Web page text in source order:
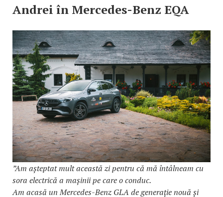
Andrei în Mercedes-Benz EQA
”Am așteptat mult această zi pentru că mă întâlneam cu
sora electrică a mașinii pe care o conduc.
Am acasă un Mercedes-Benz GLA de generație nouă și